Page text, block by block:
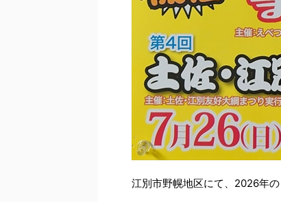
江別市野幌地区にて、2026年